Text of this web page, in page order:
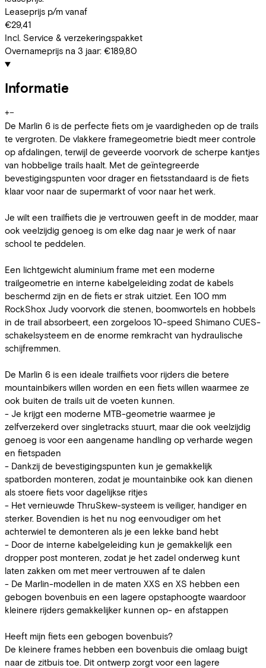
Leaseprijs p/m vanaf
€29,41
Incl. Service & verzekeringspakket
Overnameprijs na 3 jaar: €189,80
Informatie
+−
De Marlin 6 is de perfecte fiets om je vaardigheden op de trails
te vergroten. De vlakkere framegeometrie biedt meer controle
op afdalingen, terwijl de geveerde voorvork de scherpe kantjes
van hobbelige trails haalt. Met de geïntegreerde
bevestigingspunten voor drager en fietsstandaard is de fiets
klaar voor naar de supermarkt of voor naar het werk.
Je wilt een trailfiets die je vertrouwen geeft in de modder, maar
ook veelzijdig genoeg is om elke dag naar je werk of naar
school te peddelen.
Een lichtgewicht aluminium frame met een moderne
trailgeometrie en interne kabelgeleiding zodat de kabels
beschermd zijn en de fiets er strak uitziet. Een 100 mm
RockShox Judy voorvork die stenen, boomwortels en hobbels
in de trail absorbeert, een zorgeloos 10-speed Shimano CUES-
schakelsysteem en de enorme remkracht van hydraulische
schijfremmen.
De Marlin 6 is een ideale trailfiets voor rijders die betere
mountainbikers willen worden en een fiets willen waarmee ze
ook buiten de trails uit de voeten kunnen.
- Je krijgt een moderne MTB-geometrie waarmee je
zelfverzekerd over singletracks stuurt, maar die ook veelzijdig
genoeg is voor een aangename handling op verharde wegen
en fietspaden
- Dankzij de bevestigingspunten kun je gemakkelijk
spatborden monteren, zodat je mountainbike ook kan dienen
als stoere fiets voor dagelijkse ritjes
- Het vernieuwde ThruSkew-systeem is veiliger, handiger en
sterker. Bovendien is het nu nog eenvoudiger om het
achterwiel te demonteren als je een lekke band hebt
- Door de interne kabelgeleiding kun je gemakkelijk een
dropper post monteren, zodat je het zadel onderweg kunt
laten zakken om met meer vertrouwen af te dalen
- De Marlin-modellen in de maten XXS en XS hebben een
gebogen bovenbuis en een lagere opstaphoogte waardoor
kleinere rijders gemakkelijker kunnen op- en afstappen
Heeft mijn fiets een gebogen bovenbuis?
De kleinere frames hebben een bovenbuis die omlaag buigt
naar de zitbuis toe. Dit ontwerp zorgt voor een lagere